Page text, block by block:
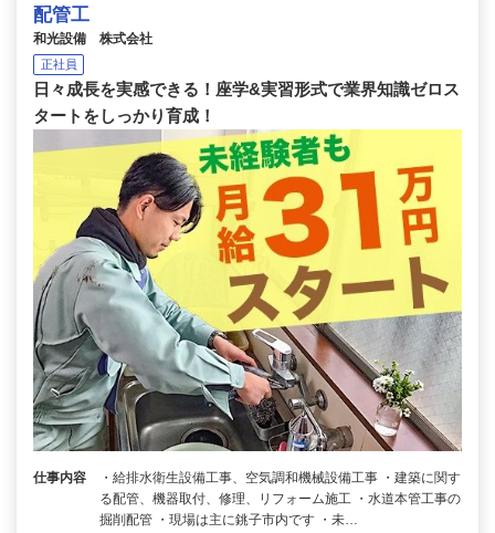
配管工
和光設備 株式会社
正社員
日々成長を実感できる！座学&実習形式で業界知識ゼロス
タートをしっかり育成！
仕事内容
・給排水衛生設備工事、空気調和機械設備工事 ・建築に関す
る配管、機器取付、修理、リフォーム施工 ・水道本管工事の
掘削配管 ・現場は主に銚子市内です ・未…